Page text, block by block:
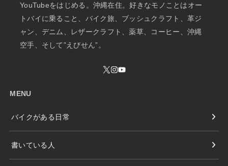
YouTubeをはじめる。沖縄在住。好きなモノことはオー
トバイに乗ること、バイク旅、ブッシュクラフト、革ジ
ャン、デニム、レザークラフト、薬草、コーヒー、沖縄
空手、そして”えびせん”。
MENU
バイクがある日常
書いている人